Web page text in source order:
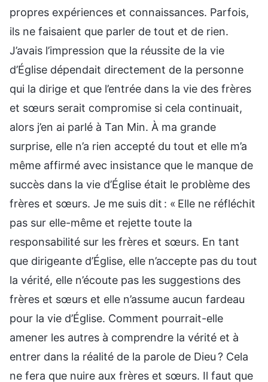
propres expériences et connaissances. Parfois,
ils ne faisaient que parler de tout et de rien.
J’avais l’impression que la réussite de la vie
d’Église dépendait directement de la personne
qui la dirige et que l’entrée dans la vie des frères
et sœurs serait compromise si cela continuait,
alors j’en ai parlé à Tan Min. À ma grande
surprise, elle n’a rien accepté du tout et elle m’a
même affirmé avec insistance que le manque de
succès dans la vie d’Église était le problème des
frères et sœurs. Je me suis dit : « Elle ne réfléchit
pas sur elle-même et rejette toute la
responsabilité sur les frères et sœurs. En tant
que dirigeante d’Église, elle n’accepte pas du tout
la vérité, elle n’écoute pas les suggestions des
frères et sœurs et elle n’assume aucun fardeau
pour la vie d’Église. Comment pourrait-elle
amener les autres à comprendre la vérité et à
entrer dans la réalité de la parole de Dieu ? Cela
ne fera que nuire aux frères et sœurs. Il faut que